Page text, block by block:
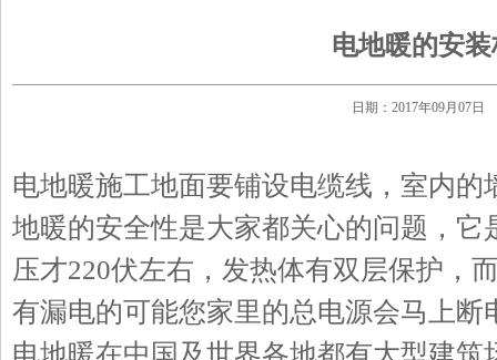
电地暖的安
日期：2017年09月
电地暖施工地面要铺设电缆线，室内
地暖的安全性是大家都关心的问题，
压才220伏左右，发热体有双层保护，
有漏电的可能您家里的总电源会马上
电地暖在中国及世界各地都有大型建筑